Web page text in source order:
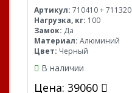
Артикул: 710410 + 711320
Нагрузка, кг: 100
Замок: Да
Материал: Алюминий
Цвет: Черный
В наличии
Цена: 39060